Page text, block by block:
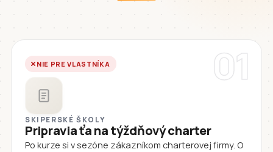
01
NIE PRE VLASTNÍKA
SKIPERSKÉ ŠKOLY
Pripravia ťa na týždňový charter
Po kurze si v sezóne zákazníkom charterovej firmy. O